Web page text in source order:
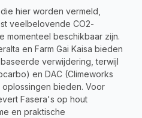
hier worden vermeld,
veelbelovende CO2-
momenteel beschikbaar zijn.
en Farm Gai Kaisa bieden
verwijdering, terwijl
en DAC (Climeworks
bieden. Voor
Fasera's op hout
en praktische